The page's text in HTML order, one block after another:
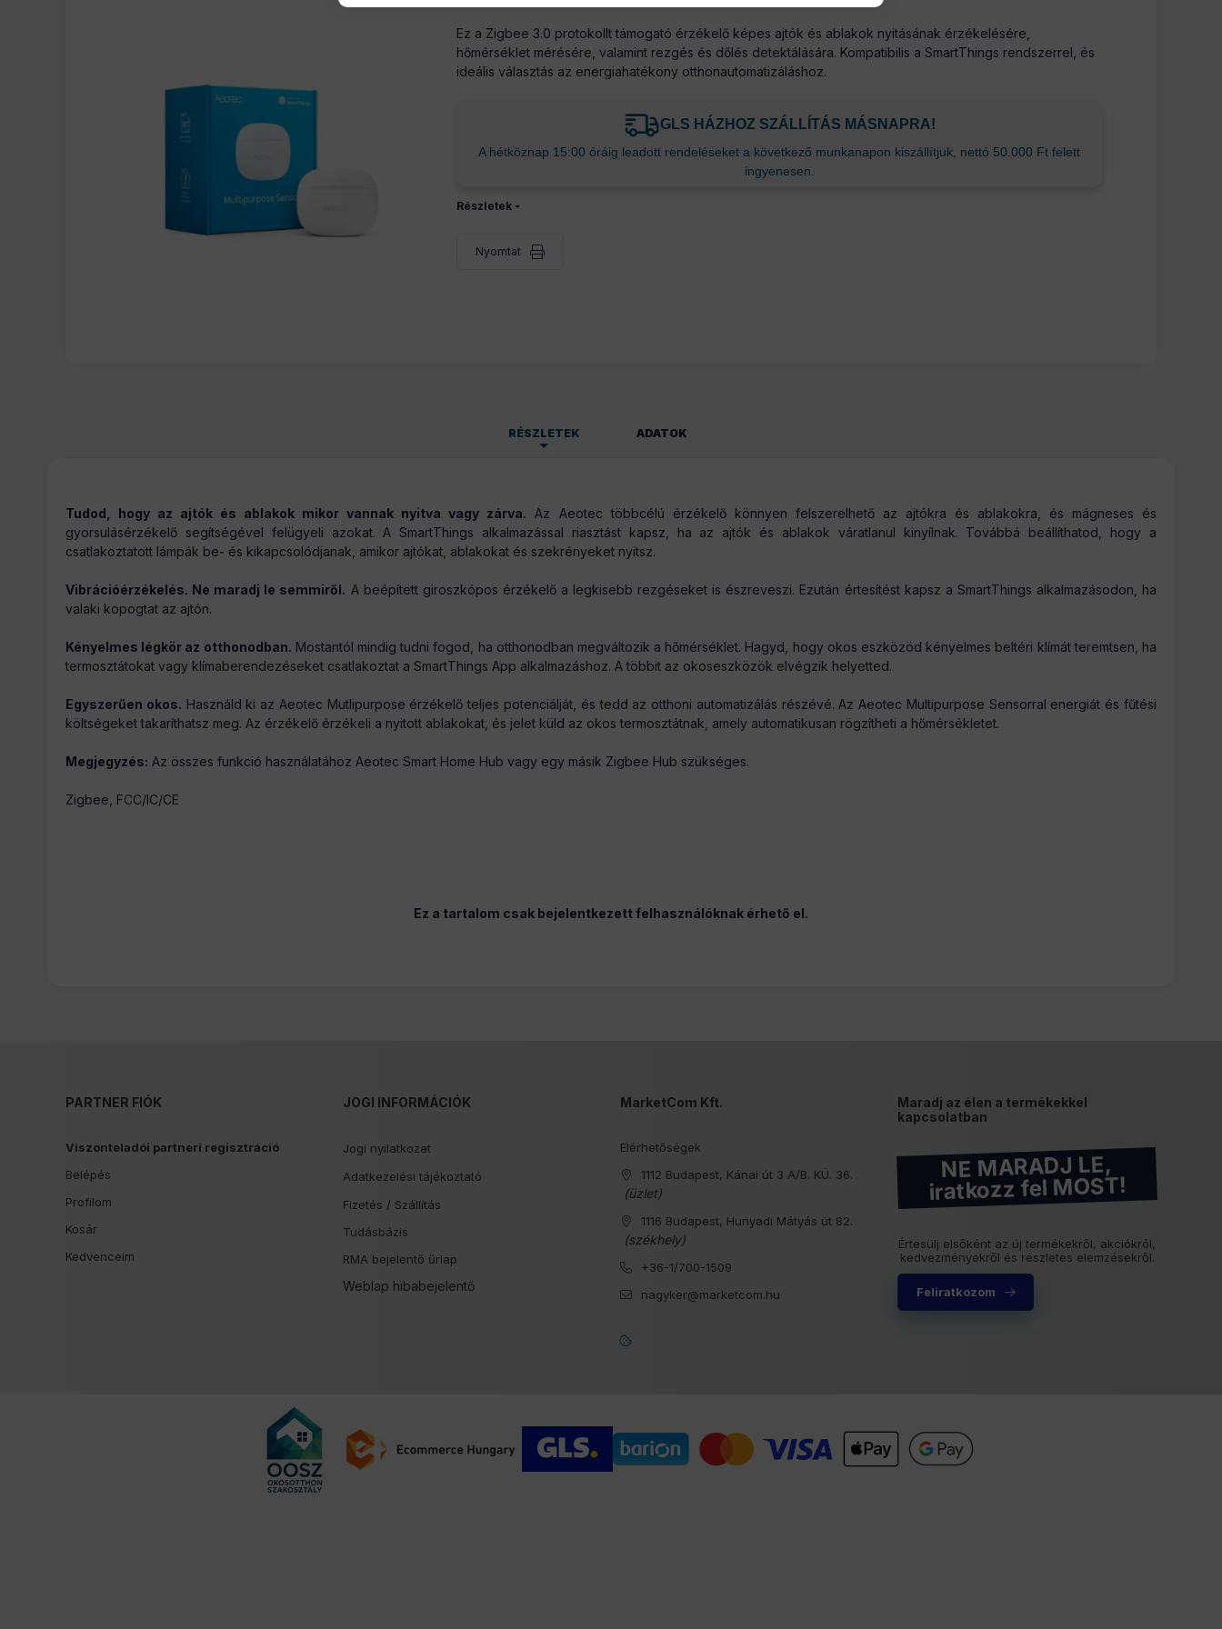
Ez a Zigbee 3.0 protokollt támogató érzékelő képes ajtók és ablakok nyitásának érzékelésére,
hőmérséklet mérésére, valamint rezgés és dőlés detektálására. Kompatibilis a SmartThings rendszerrel, és
ideális választás az energiahatékony otthonautomatizáláshoz.
GLS HÁZHOZ SZÁLLÍTÁS MÁSNAPRA!
A hétköznap 15:00 óráig leadott rendeléseket a következő munkanapon kiszállítjuk, nettó 50.000 Ft felett
ingyenesen.
Részletek
Nyomtat
RÉSZLETEK ADATOK
Tudod, hogy az ajtók és ablakok mikor vannak nyitva vagy zárva. Az Aeotec többcélú érzékelő könnyen felszerelhető az ajtókra és ablakokra, és mágneses és
gyorsulásérzékelő segítségével felügyeli azokat. A SmartThings alkalmazással riasztást kapsz, ha az ajtók és ablakok váratlanul kinyílnak. Továbbá beállíthatod, hogy a
csatlakoztatott lámpák be- és kikapcsolódjanak, amikor ajtókat, ablakokat és szekrényeket nyitsz.
Vibrációérzékelés. Ne maradj le semmiről. A beépített giroszkópos érzékelő a legkisebb rezgéseket is észreveszi. Ezután értesítést kapsz a SmartThings alkalmazásodon, ha
valaki kopogtat az ajtón.
Kényelmes légkör az otthonodban. Mostantól mindig tudni fogod, ha otthonodban megváltozik a hőmérséklet. Hagyd, hogy okos eszközöd kényelmes beltéri klímát teremtsen, ha
termosztátokat vagy klímaberendezéseket csatlakoztat a SmartThings App alkalmazáshoz. A többit az okoseszközök elvégzik helyetted.
Egyszerűen okos. Használd ki az Aeotec Mutlipurpose érzékelő teljes potenciálját, és tedd az otthoni automatizálás részévé. Az Aeotec Multipurpose Sensorral energiát és fűtési
költségeket takaríthatsz meg. Az érzékelő érzékeli a nyitott ablakokat, és jelet küld az okos termosztátnak, amely automatikusan rögzítheti a hőmérsékletet.
Megjegyzés: Az összes funkció használatához Aeotec Smart Home Hub vagy egy másik Zigbee Hub szükséges.
Zigbee, FCC/IC/CE
Ez a tartalom csak bejelentkezett felhasználóknak érhető el.
Tömeg: 90 g/db
PARTNER FIÓK
Viszonteladói partneri regisztráció
Belépés
Profilom
Kosár
Kedvenceim
JOGI INFORMÁCIÓK
Jogi nyilatkozat
Adatkezelési tájékoztató
Fizetés / Szállítás
Tudásbázis
RMA bejelentő űrlap
Weblap hibabejelentő
MarketCom Kft.
Elérhetőségek
1112 Budapest, Kánai út 3 A/B. KÜ. 36.
(üzlet)
1116 Budapest, Hunyadi Mátyás út 82.
(székhely)
+36-1/700-1509
nagyker@marketcom.hu
Maradj az élen a termékekkel
kapcsolatban
NE MARADJ LE,
iratkozz fel MOST!
Értesülj elsőként az új termékekről, akciókról,
kedvezményekről és részletes elemzésekről.
Feliratkozom